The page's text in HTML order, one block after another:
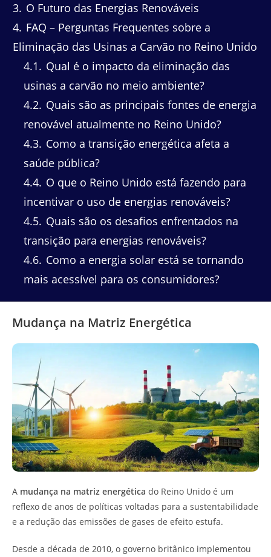
3 O Futuro das Energias Renováveis
4 FAQ – Perguntas Frequentes sobre a
Eliminação das Usinas a Carvão no Reino Unido
4.1
Qual é o impacto da eliminação das
usinas a carvão no meio ambiente?
4.2 Quais são as principais fontes de energia
renovável atualmente no Reino Unido?
4.3 Como a transição energética afeta a
saúde pública?
4.4 O que o Reino Unido está fazendo para
incentivar o uso de energias renováveis?
4.5 Quais são os desafios enfrentados na
transição para energias renováveis?
4.6 Como a energia solar está se tornando
mais acessível para os consumidores?
Mudança na Matriz Energética
A mudança na matriz energética do Reino Unido é um
reflexo de anos de políticas voltadas para a sustentabilidade
e a redução das emissões de gases de efeito estufa.
Desde a década de 2010, o governo britânico implementou